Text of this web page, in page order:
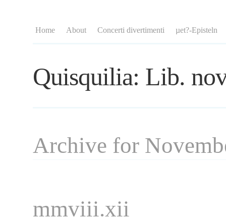
Home About Concerti divertimenti µet?-Episteln
Quisquilia: Lib.
Archive for
mmviii.xii